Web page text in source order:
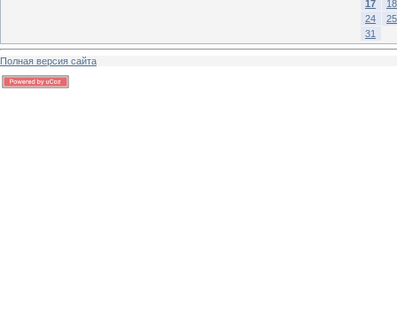
17
18
24
25
31
Полная версия сайта